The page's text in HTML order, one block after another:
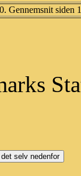
Gennemsnit siden